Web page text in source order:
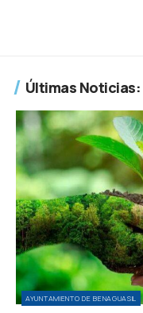
Últimas
AYUNTAMIENTO DE BENAGUASIL